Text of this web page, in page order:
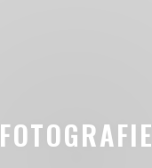
FOTOGRAFIE